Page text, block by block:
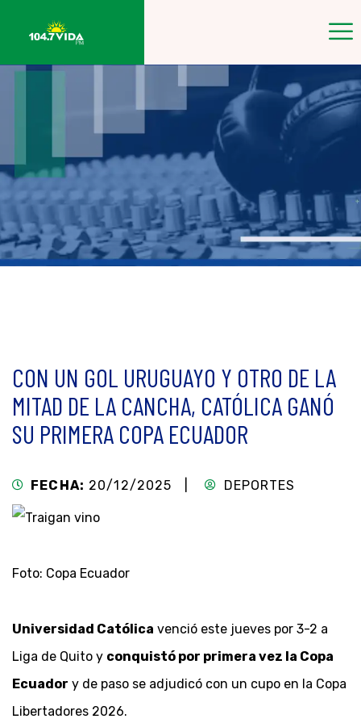
CON UN GOL URUGUAYO Y OTRO DE LA
MITAD DE LA CANCHA, CATÓLICA GANÓ
SU PRIMERA COPA ECUADOR
FECHA: 20/12/2025 | DEPORTES
Foto: Copa Ecuador
Universidad Católica venció este jueves por 3-2 a
Liga de Quito y conquistó por primera vez la Copa
Ecuador y de paso se adjudicó con un cupo en la Copa
Libertadores 2026.